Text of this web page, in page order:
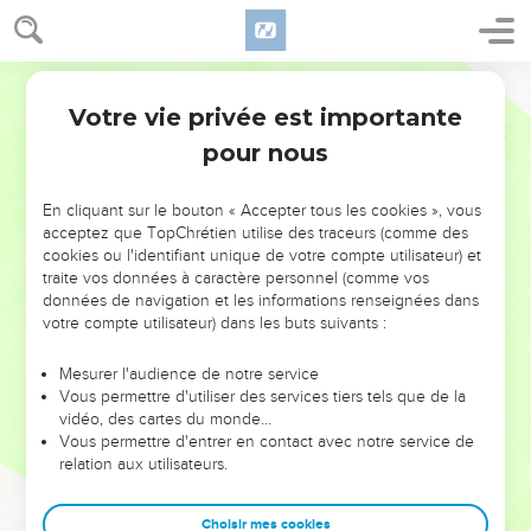
NE MANQUEZ PAS L’ÉVÉNEMENT
DE L’ANNÉE !
ET SI LEURS ERREURS POUVAIENT VOUS ÉVITER LES
VOTRES ?
leur foi ou leur vision. Mais on voit moins les doutes, les erreurs
et les saisons difficiles qu'ils ont traversés, alors même que ce
sont elles qui les ont façonnés.
Dans cette conférence, leaders, entrepreneurs, et responsables
clés pour avancer avec plus de sagesse afin que leurs erreurs
Votre vie privée est importante
pour nous
En cliquant sur le bouton « Accepter tous les cookies », vous
acceptez que TopChrétien utilise des traceurs (comme des
cookies ou l'identifiant unique de votre compte utilisateur) et
traite vos données à caractère personnel (comme vos
données de navigation et les informations renseignées dans
votre compte utilisateur) dans les buts suivants :
Mesurer l'audience de notre service
Vous permettre d'utiliser des services tiers tels que de la
vidéo, des cartes du monde…
Vous permettre d'entrer en contact avec notre service de
relation aux utilisateurs.
Choisir mes cookies